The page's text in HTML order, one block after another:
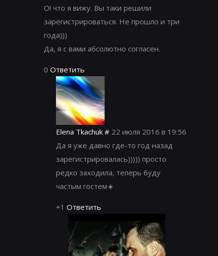
О! что я вижу. Вы таки решили
зарегистрироваться. Не прошло и три
года)))
Да, я с вами абсолютно согласен.
0 Ответить
Elena Tkachuk # 22 июля 2016 в 19:56
Да я уже давно где-то год назад
зарегистрировалась))))) просто
редко заходила, теперь буду
частым гостем☀️
+1 Ответить